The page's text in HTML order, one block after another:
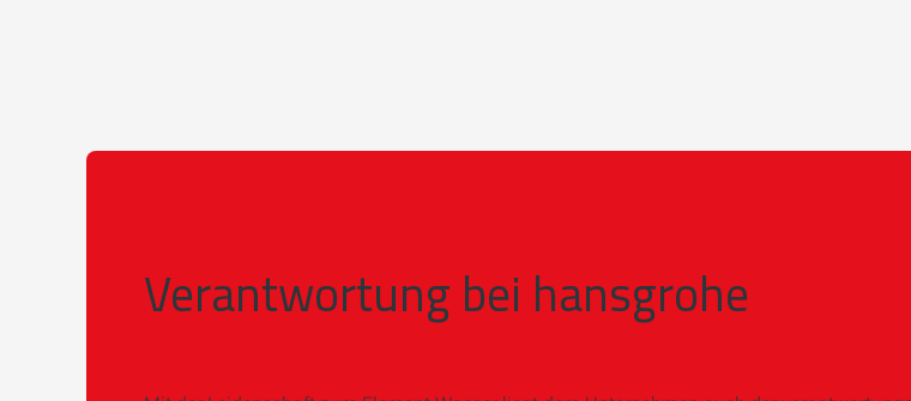
Verantwortung bei hansgrohe